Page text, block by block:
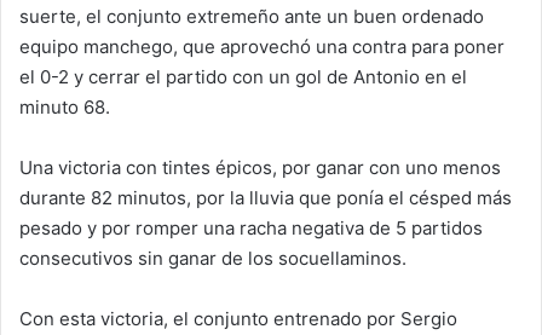
suerte, el conjunto extremeño ante un buen ordenado
equipo manchego, que aprovechó una contra para poner
el 0-2 y cerrar el partido con un gol de Antonio en el
minuto 68.
Una victoria con tintes épicos, por ganar con uno menos
durante 82 minutos, por la lluvia que ponía el césped más
pesado y por romper una racha negativa de 5 partidos
consecutivos sin ganar de los socuellaminos.
Con esta victoria, el conjunto entrenado por Sergio